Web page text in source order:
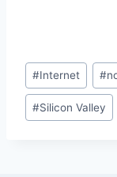
Tagi
wpisu:
#Internet #
#Silicon Valley